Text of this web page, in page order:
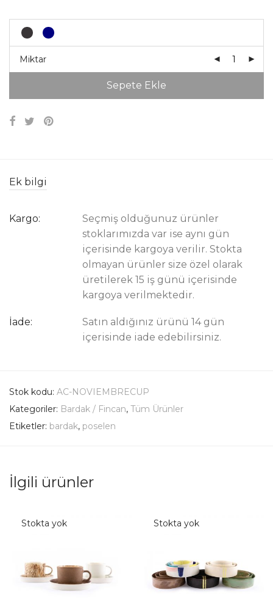
Miktar
Sepete Ekle
Ek bilgi
Kargo:
Seçmiş olduğunuz ürünler
stoklarımızda var ise aynı gün
içerisinde kargoya verilir. Stokta
olmayan ürünler size özel olarak
üretilerek 15 iş günü içerisinde
kargoya verilmektedir.
İade:
Satın aldığınız ürünü 14 gün
içerisinde iade edebilirsiniz.
Stok kodu: AC-NOVIEMBRECUP
Kategoriler: Bardak / Fincan, Tüm Ürünler
Etiketler: bardak, poselen
İlgili ürünler